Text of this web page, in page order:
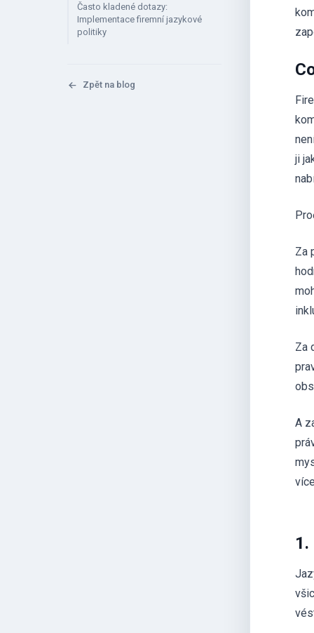
Často kladené dotazy:
Implementace firemní jazykové
politiky
Zpět na blog
ji
Za
Za
A